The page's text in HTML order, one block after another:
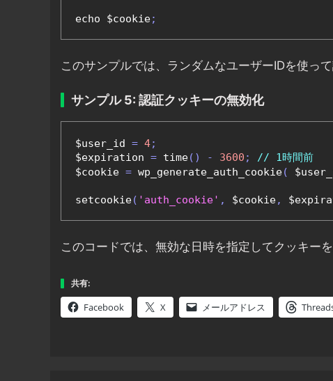
echo $cookie;
このサンプルでは、ランダムなユーザーIDを使っ
サンプル 5: 認証クッキーの無効化
$user_id = 4;
$expiration = time() - 3600 ;
// 1時間前
$cookie = wp_generate_auth_cookie(
setcookie( 'auth_cookie' , $cookie,
このコードでは、無効な日時を指定してクッキー
共有:
Facebook X メールアドレス